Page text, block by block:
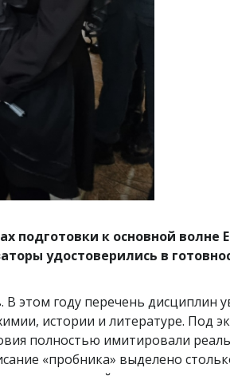
подготовки к основной волне
удостоверились в
этом году перечень дисциплин
истории и литературе. Под
полностью имитировали
«пробника» выделено